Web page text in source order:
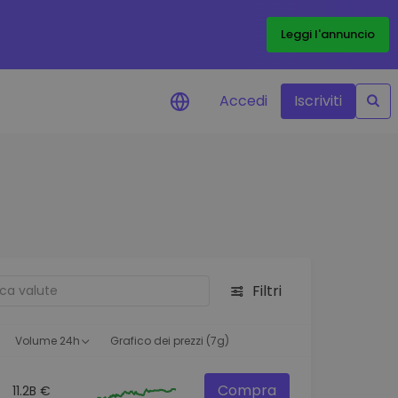
Leggi l'annuncio
utili per performance
Accedi Iscriviti
Filtri
Volume 24h Grafico dei prezzi (7g)
11.2B € Compra